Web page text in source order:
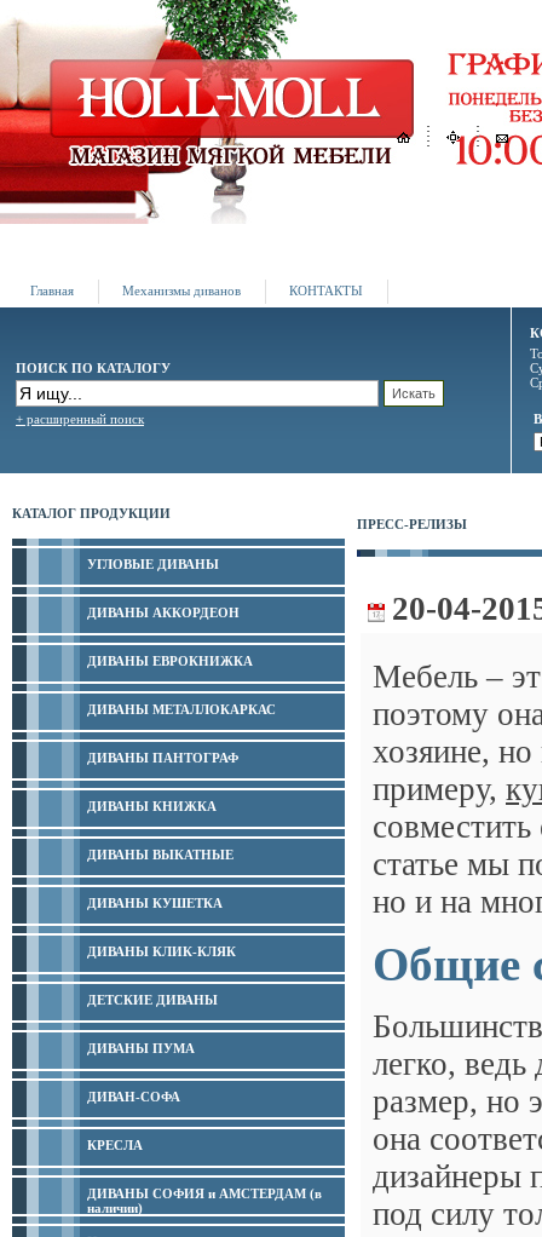
Главная Механизмы диванов КОНТАКТЫ
ПОИСК ПО КАТАЛОГУ
+ расширенный поиск
КАТАЛОГ ПРОДУКЦИИ
УГЛОВЫЕ ДИВАНЫ
ДИВАНЫ АККОРДЕОН
ДИВАНЫ ЕВРОКНИЖКА
ДИВАНЫ МЕТАЛЛОКАРКАС
ДИВАНЫ ПАНТОГРАФ
ДИВАНЫ КНИЖКА
ДИВАНЫ ВЫКАТНЫЕ
ДИВАНЫ КУШЕТКА
ДИВАНЫ КЛИК-КЛЯК
ДЕТСКИЕ ДИВАНЫ
ДИВАНЫ ПУМА
ДИВАН-СОФА
КРЕСЛА
ДИВАНЫ СОФИЯ и АМСТЕРДАМ (в
наличии)
ПРЕСС-РЕЛИЗЫ
20-04-
Мебель –
поэтому
хозяине, но
примеру,
статье мы
но и на
Общие
легко,
размер, но
она
дизайнеры
под силу